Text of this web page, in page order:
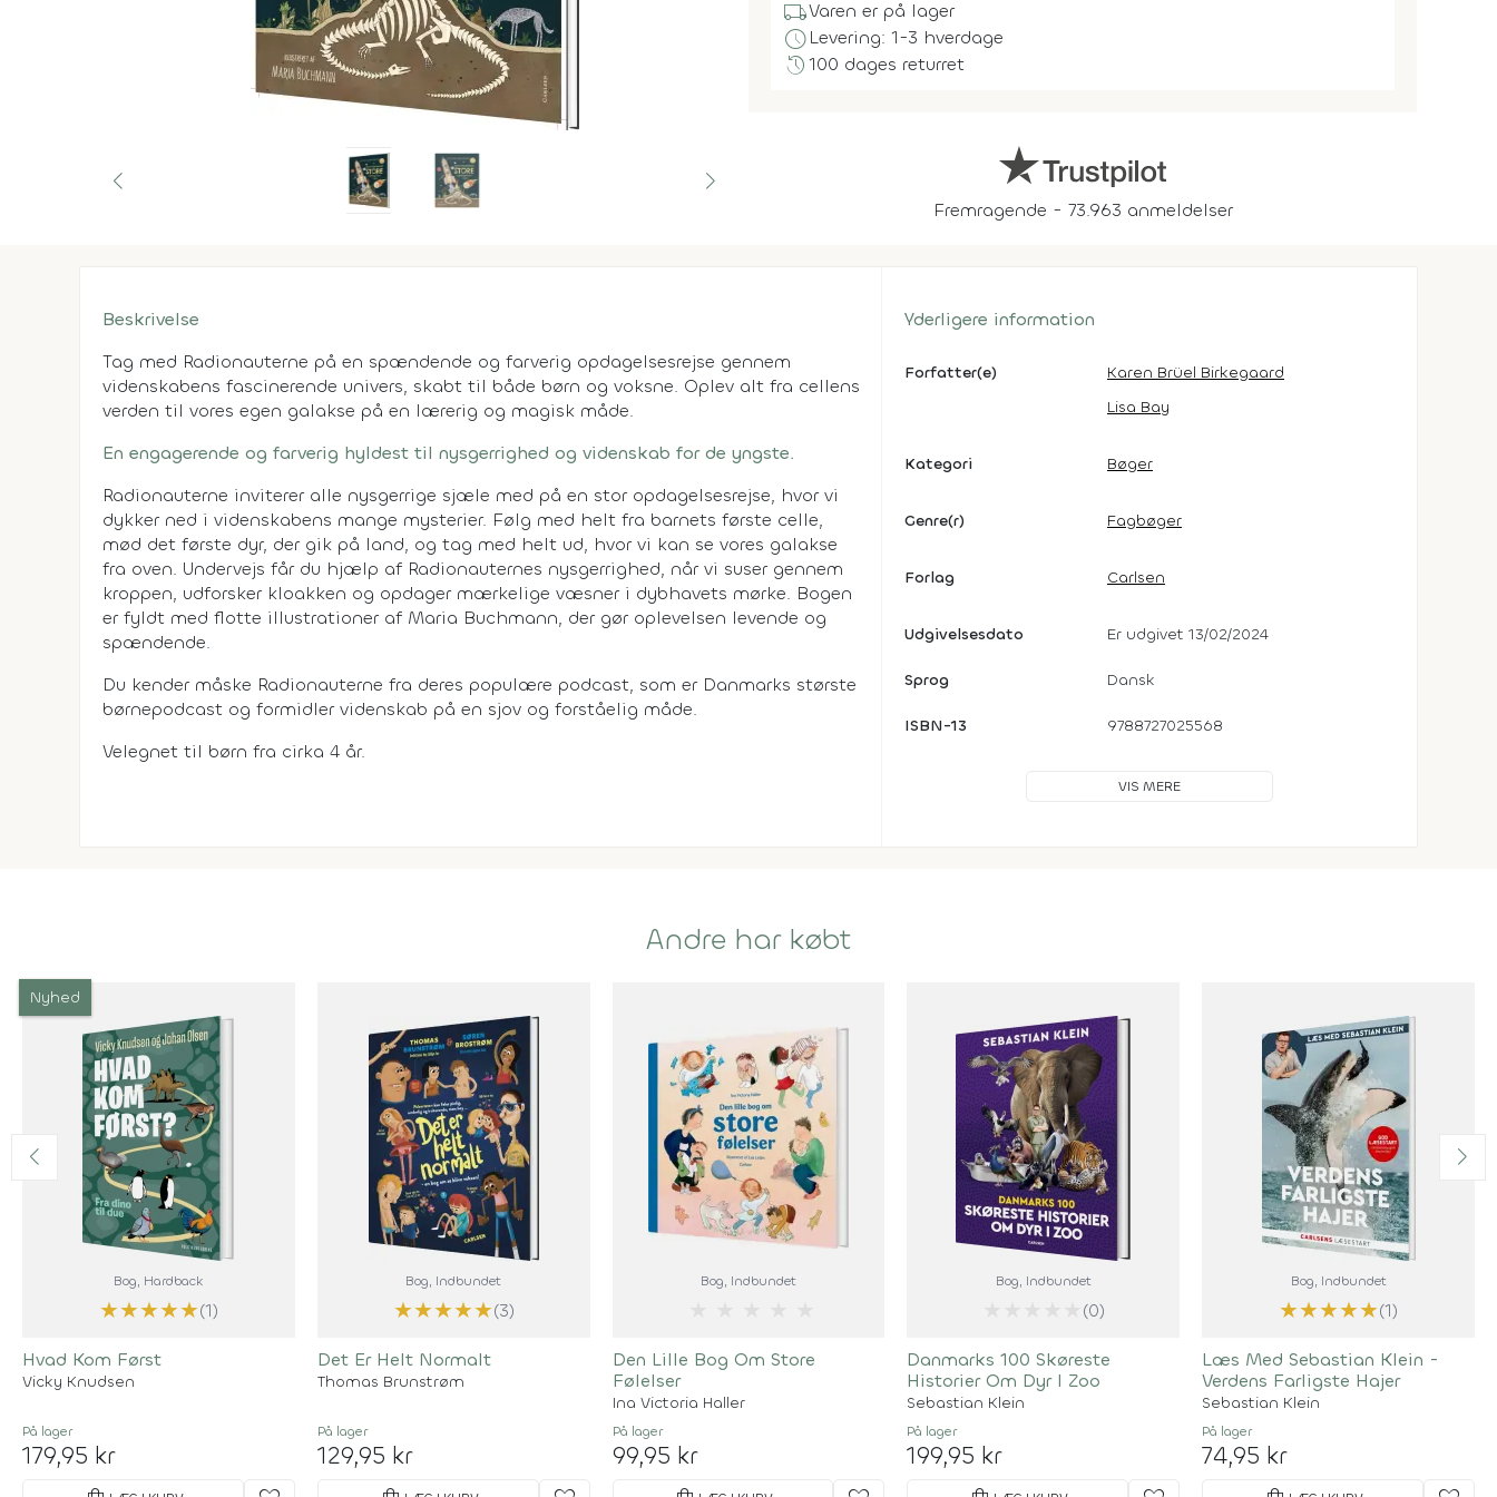
local_shippingVaren er på lager
scheduleLevering: 1-3 hverdage
history100 dages returret
Fremragende - 73.963 anmeldelser
Beskrivelse
Tag med Radionauterne på en spændende og farverig opdagelsesrejse gennem
videnskabens fascinerende univers, skabt til både børn og voksne. Oplev alt fra cellens
verden til vores egen galakse på en lærerig og magisk måde.
En engagerende og farverig hyldest til nysgerrighed og videnskab for de yngste.
Radionauterne inviterer alle nysgerrige sjæle med på en stor opdagelsesrejse, hvor vi
dykker ned i videnskabens mange mysterier. Følg med helt fra barnets første celle,
mød det første dyr, der gik på land, og tag med helt ud, hvor vi kan se vores galakse
fra oven. Undervejs får du hjælp af Radionauternes nysgerrighed, når vi suser gennem
kroppen, udforsker kloakken og opdager mærkelige væsner i dybhavets mørke. Bogen
er fyldt med flotte illustrationer af Maria Buchmann, der gør oplevelsen levende og
spændende.
Du kender måske Radionauterne fra deres populære podcast, som er Danmarks største
børnepodcast og formidler videnskab på en sjov og forståelig måde.
Velegnet til børn fra cirka 4 år.
Yderligere information
Forfatter(e)
Karen Brüel Birkegaard
Lisa Bay
Kategori Bøger
Genre(r) Fagbøger
Forlag Carlsen
Udgivelsesdato Er udgivet 13/02/2024
Sprog Dansk
ISBN-13 9788727025568
VIS MERE
Andre har købt
Nyhed
Bog, Hardback
★★★★★(1)
Hvad Kom Først
Vicky Knudsen
På lager
179,95 kr
Bog, Indbundet
★★★★★(3)
Det Er Helt Normalt
Thomas Brunstrøm
På lager
129,95 kr
Bog, Indbundet
Den Lille Bog Om Store
Følelser
Ina Victoria Haller
På lager
99,95 kr
Bog, Indbundet
(0)
Danmarks 100 Skøreste
Historier Om Dyr I Zoo
Sebastian Klein
På lager
199,95 kr
Bog, Indbundet
★★★★★(1)
Læs Med Sebastian Klein -
Verdens Farligste Hajer
Sebastian Klein
På lager
74,95 kr